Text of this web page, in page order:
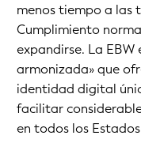
menos tiempo a las
Cumplimiento
expandirse. La EBW
armonizada» que
identidad digital
facilitar
en todos los